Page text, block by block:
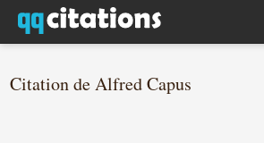
Citation de Alfred Capus